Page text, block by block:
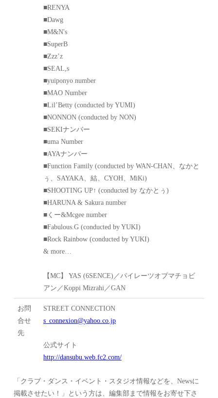
■RENYA
■Dawg
■M&N's
■SuperB
■Zzz’z
■SEAL,s
■yuiponyo number
■MAO Number
■Lil’Betty (conducted by YUMI)
■NONNON (conducted by NON)
■SEKIナンバー
■uma Number
■AYAナンバー
■Function Family (conducted by WAN-CHAN、なかと
ぅ、SAYAKA、結、CYOH、MiKi)
■SHOOTING UP↑ (conducted by なかとぅ)
■HARUNA & Sakura number
■くー&Mcgee number
■Fabulous.G (conducted by YUKI)
■Rock Rainbow (conducted by YUKI)
& more…
【MC】 YAS (6SENCE)／パイレーツオブマチョビ
アン／Koppi Mizrahi／GAN
お問
合せ
先
STREET CONNECTION
s_connexion@yahoo.co.jp
公式サイト
http://dansubu.web.fc2.com/
「クラブ・ダンス・イベント・スタジオ情報などを、Newsに
掲載させたい！」という方は、編集部まで情報をお寄せ下さ